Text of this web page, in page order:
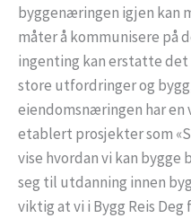
byggenæringen igjen kan
måter å kommunisere på
ingenting kan erstatte det
store utfordringer og
eiendomsnæringen har
etablert prosjekter som
vise hvordan vi kan
seg til utdanning innen
viktig at vi i Bygg Reis